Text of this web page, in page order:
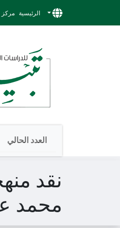
الرئيسية مركز
العدد الحالي
نقد
محمد